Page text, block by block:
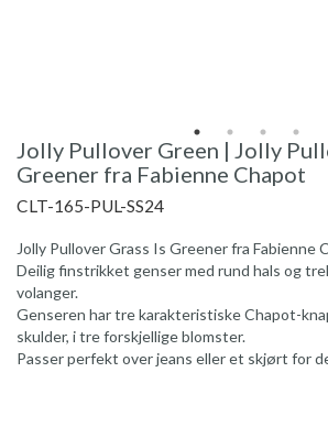
Jolly Pullover Green | Jolly
Greener fra Fabienne Chapot
CLT-165-PUL-SS24
Jolly Pullover Grass Is Greener fra Fabienne
Deilig finstrikket genser med rund hals og
volanger.
Genseren har tre karakteristiske Chapot-
skulder, i tre forskjellige blomster.
Passer perfekt over jeans eller et skjørt for